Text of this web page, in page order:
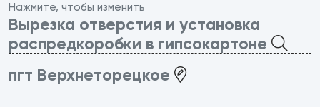
Нажмите, чтобы изменить
Вырезка отверстия и установка
распредкоробки в гипсокартоне
пгт Верхнеторецкое